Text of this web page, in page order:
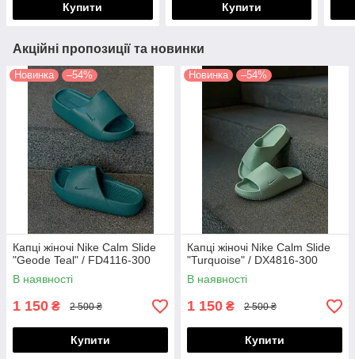
Купити Купити
Акційні пропозиції та новинки
Новинка –54%
Капці жіночі Nike Calm Slide
"Geode Teal" / FD4116-300
В наявності
1 150 ₴ 2 500 ₴
Купити
Новинка –54%
Капці жіночі Nike Calm Slide
"Turquoise" / DX4816-300
В наявності
1 150 ₴ 2 500 ₴
Купити